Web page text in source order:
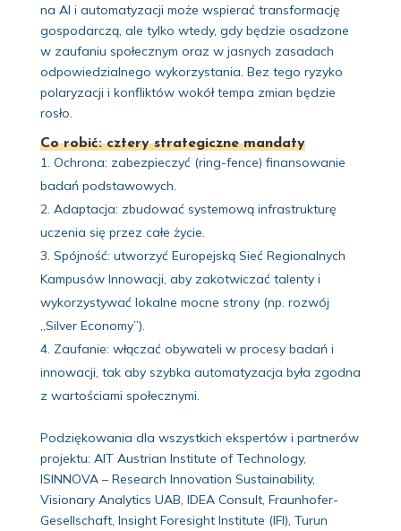
na AI i automatyzacji może wspierać transformację
gospodarczą, ale tylko wtedy, gdy będzie osadzone
w zaufaniu społecznym oraz w jasnych zasadach
odpowiedzialnego wykorzystania. Bez tego ryzyko
polaryzacji i konfliktów wokół tempa zmian będzie
rosło.
Co robić: cztery strategiczne mandaty
Ochrona: zabezpieczyć (ring-fence) finansowanie
badań podstawowych.
Adaptacja: zbudować systemową infrastrukturę
uczenia się przez całe życie.
Spójność: utworzyć Europejską Sieć Regionalnych
Kampusów Innowacji, aby zakotwiczać talenty i
wykorzystywać lokalne mocne strony (np. rozwój
„Silver Economy”).
Zaufanie: włączać obywateli w procesy badań i
innowacji, tak aby szybka automatyzacja była zgodna
z wartościami społecznymi.
Podziękowania dla wszystkich ekspertów i partnerów
projektu: AIT Austrian Institute of Technology,
ISINNOVA – Research Innovation Sustainability,
Visionary Analytics UAB, IDEA Consult, Fraunhofer-
Gesellschaft, Insight Foresight Institute (IFI), Turun